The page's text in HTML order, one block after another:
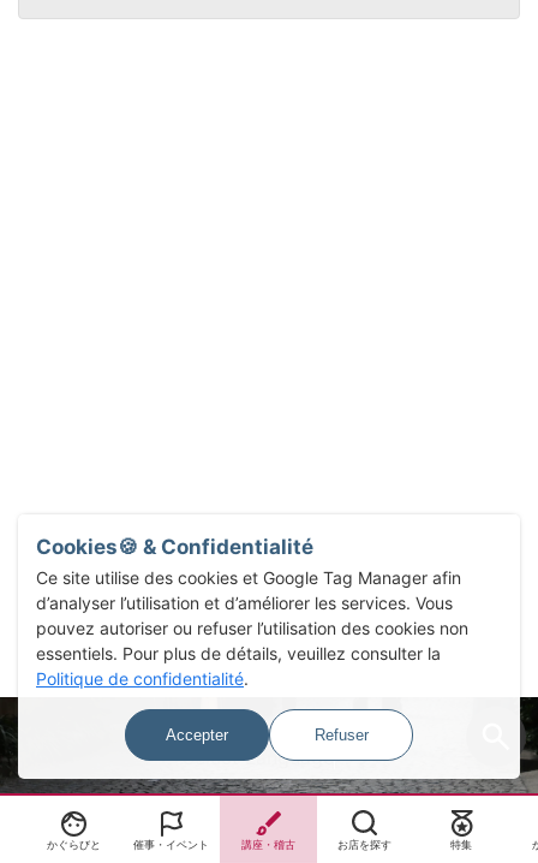
Select Language▼
かぐらびと 催事・イベント 講座・稽古 お店を探す 特集
Cookies🍪 & Confidentialité
Ce site utilise des cookies et Google Tag Manager afin
d’analyser l’utilisation et d’améliorer les services. Vous
pouvez autoriser ou refuser l’utilisation des cookies non
essentiels. Pour plus de détails, veuillez consulter la
Politique de confidentialité.
Accepter Refuser